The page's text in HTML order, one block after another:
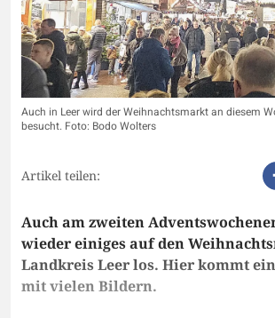
Auch in Leer wird der Weihnachtsmarkt an diesem
besucht. Foto: Bodo Wolters
Artikel teilen:
Auch am zweiten
wieder einiges auf den
Landkreis Leer los. Hier kommt
mit vielen Bildern.